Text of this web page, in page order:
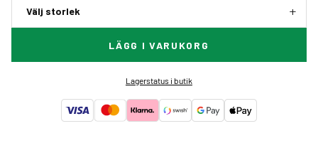
Välj storlek
LÄGG I VARUKORG
Lagerstatus i butik